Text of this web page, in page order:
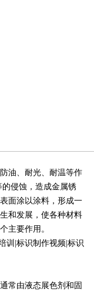
油、耐光、耐温等作
侵蚀，造成金属锈
面涂以涂料，形成一
和发展，使各种材料
主要作用。
常由液态展色剂和固